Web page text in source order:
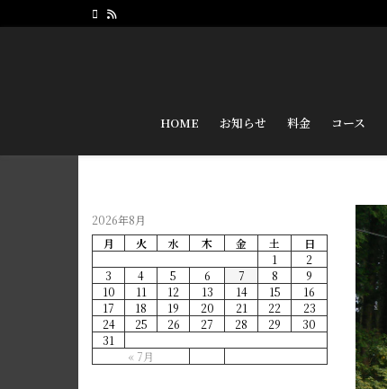
HOME お知らせ 料金 コース
2026年8月
月
火 水 木 金 土 日
« 7月
1
2
3
4 5 6 7 8
9
10
11 12 13 14 15
16
17
18 19 20 21 22
23
24
25 26 27 28 29
30
31